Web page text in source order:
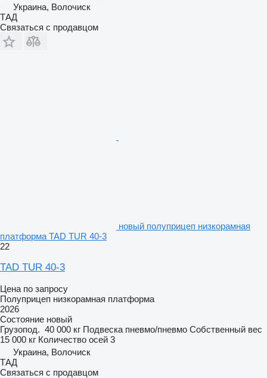
Украина, Волочиск
ТАД
Связаться с продавцом
новый полуприцеп низкорамная
платформа TAD TUR 40-3
22
TAD TUR 40-3
Цена по запросу
Полуприцеп низкорамная платформа
2026
Состояние новый
Грузопод. 40 000 кг Подвеска пневмо/пневмо Собственный вес
15 000 кг Количество осей 3
Украина, Волочиск
ТАД
Связаться с продавцом